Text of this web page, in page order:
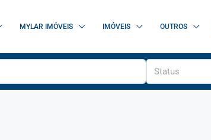
MYLAR IMÓVEIS IMÓVEIS OUTROS
Status